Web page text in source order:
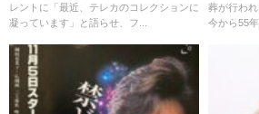
レントに「最近、テレカのコレクションに
凝っています」と語らせ、フ...
葬が行わ
今から55年